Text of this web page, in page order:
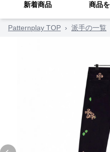
新着商品 商品
Patternplay TOP › 派手の一覧